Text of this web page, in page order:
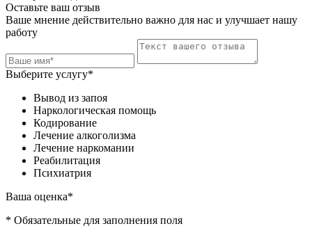
Оставьте ваш отзыв
Ваше мнение действительно важно для нас и улучшает нашу
работу
Выберите услугу*
Вывод из запоя
Наркологическая помощь
Кодирование
Лечение алкоголизма
Лечение наркомании
Реабилитация
Психиатрия
Ваша оценка*
* Обязательные для заполнения поля